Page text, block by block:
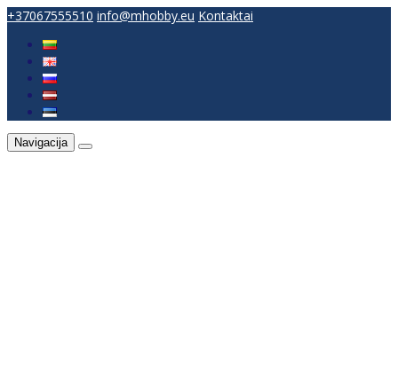
+37067555510 info@mhobby.eu Kontaktai
Navigacija